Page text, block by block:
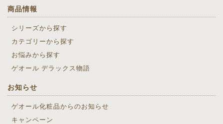
商品情報
シリーズから探す
カテゴリーから探す
お悩みから探す
ゲオール デラックス物語
お知らせ
ゲオール化粧品からのお知らせ
キャンペーン